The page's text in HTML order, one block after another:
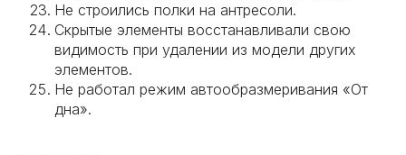
Не строились полки на антресоли.
Скрытые элементы восстанавливали свою
видимость при удалении из модели других
элементов.
Не работал режим автообразмеривания «От
дна».